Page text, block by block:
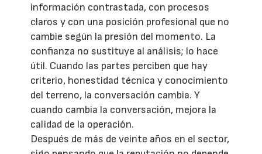
información contrastada, con procesos
claros y con una posición profesional que no
cambie según la presión del momento. La
confianza no sustituye al análisis; lo hace
útil. Cuando las partes perciben que hay
criterio, honestidad técnica y conocimiento
del terreno, la conversación cambia. Y
cuando cambia la conversación, mejora la
calidad de la operación.
Después de más de veinte años en el sector,